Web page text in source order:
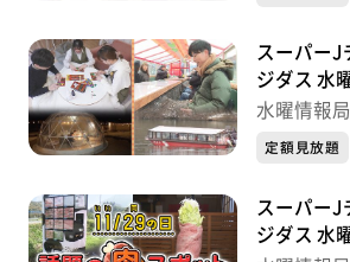
スーパーJ
ジダス 水
かアウト
水曜情報局
定額見放題
スーパーJ
ジダス 水